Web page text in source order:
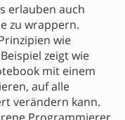
erlauben auch
zu wrappern.
wie
zeigt wie
mit einem
auf alle
verändern kann.